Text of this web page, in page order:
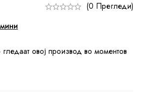
(0 Прегледи)
гледаат овој производ во моментов